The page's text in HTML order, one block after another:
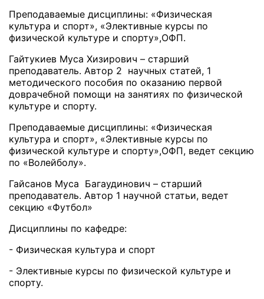
Преподаваемые дисциплины: «Физическая
культура и спорт», «Элективные курсы по
физической культуре и спорту»,ОФП.
Гайтукиев Муса Хизирович – старший
преподаватель. Автор 2 научных статей, 1
методического пособия по оказанию первой
доврачебной помощи на занятиях по физической
культуре и спорту.
Преподаваемые дисциплины: «Физическая
культура и спорт», «Элективные курсы по
физической культуре и спорту»,ОФП, ведет секцию
по «Волейболу».
Гайсанов Муса Багаудинович – старший
преподаватель. Автор 1 научной статьи, ведет
секцию «Футбол»
Дисциплины по кафедре:
- Физическая культура и спорт
- Элективные курсы по физической культуре и
спорту.